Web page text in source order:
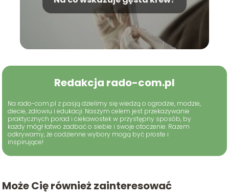
Redakcja rado-com.pl
Na rado-com.pl z pasją dzielimy się wiedzą o ogrodzie, modzie,
diecie, zdrowiu i edukacji. Naszym celem jest przekazywanie
praktycznych porad i ciekawostek w przystępny sposób, by
każdy mógł łatwo zadbać o siebie i swoje otoczenie. Razem
odkrywamy, że codzienne wybory mogą być proste i
inspirujące!
Może Cię również zainteresować